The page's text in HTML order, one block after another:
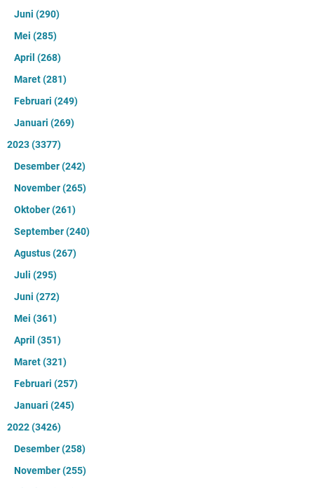
Juni (290)
Mei (285)
April (268)
Maret(281)
Februari (249)
Januari (269)
2023(3377)
Desember(242)
November(265)
Oktober(261)
September(240)
Agustus(267)
Juli (295)
Juni (272)
Mei (361)
April (351)
Maret(321)
Februari (257)
Januari (245)
2022(3426)
Desember(258)
November(255)